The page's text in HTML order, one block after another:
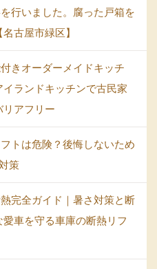
行いました。腐った戸箱を
古屋市緑区】
きオーダーメイドキッチ
ランドキッチンで古民家
リアフリー
トは危険？後悔しないため
策
完全ガイド｜暑さ対策と断
車を守る車庫の断熱リフ